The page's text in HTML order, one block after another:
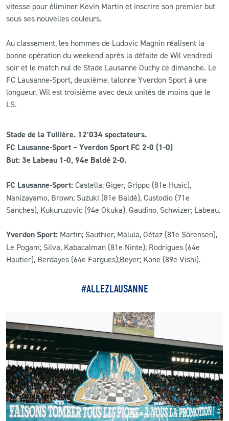
vitesse pour éliminer Kevin Martin et inscrire son premier but
sous ses nouvelles couleurs.
Au classement, les hommes de Ludovic Magnin réalisent la
bonne opération du weekend après la défaite de Wil vendredi
soir et le match nul de Stade Lausanne Ouchy ce dimanche. Le
FC Lausanne-Sport, deuxième, talonne Yverdon Sport à une
longueur. Wil est troisième avec deux unités de moins que le
LS.
Stade de la Tuilière. 12’034 spectateurs.
FC Lausanne-Sport – Yverdon Sport FC 2-0 (1-0)
But: 3e Labeau 1-0, 94e Baldé 2-0.
FC Lausanne-Sport: Castella; Giger, Grippo (81e Husic),
Nanizayamo, Brown; Suzuki (81e Baldé), Custodio (71e
Sanches), Kukuruzovic (94e Okuka), Gaudino, Schwizer; Labeau.
Yverdon Sport: Martin; Sauthier, Malula, Gétaz (81e Sörensen),
Le Pogam; Silva, Kabacalman (81e Ninte); Rodrigues (64e
Hautier), Berdayes (64e Fargues);Beyer; Kone (89e Vishi).
#ALLEZLAUSANNE